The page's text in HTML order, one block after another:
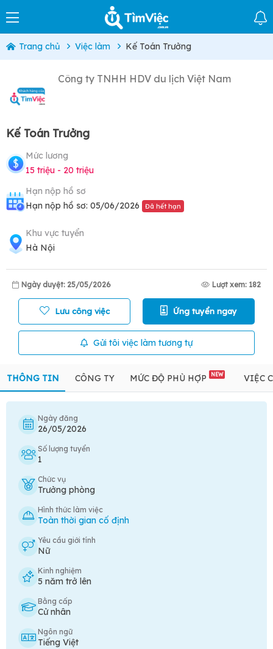
Trang chủ Việc làm Kế Toán Trưởng
Công ty TNHH HDV du lịch Việt Nam
Kế Toán Trưởng
Mức lương
15 triệu - 20 triệu
Hạn nộp hồ sơ
Hạn nộp hồ sơ: 05/06/2026
Đã hết hạn
Khu vực tuyển
Hà Nội
Ngày duyệt: 25/05/2026 Lượt xem: 182
Lưu công việc Ứng tuyển ngay
Gửi tôi việc làm tương tự
THÔNG TIN CÔNG TY MỨC ĐỘ PHÙ HỢP NEW VIỆC
Ngày đăng
26/05/2026
Số lượng tuyển
1
Chức vụ
Trưởng phòng
Hình thức làm việc
Toàn thời gian cố định
Yêu cầu giới tính
Nữ
Kinh nghiệm
5 năm trở lên
Bằng cấp
Cử nhân
Ngôn ngữ
Tiếng Việt